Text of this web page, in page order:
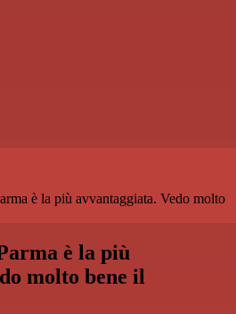
è la più avvantaggiata. Vedo molto
è la più
molto bene il